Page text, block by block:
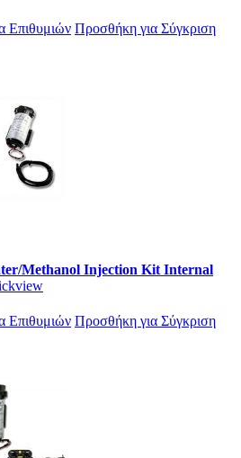
Επιθυμιών Προσθήκη για Σύγκριση
Methanol Injection Kit Internal
Επιθυμιών Προσθήκη για Σύγκριση